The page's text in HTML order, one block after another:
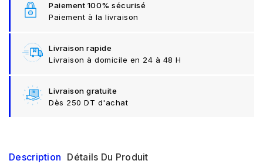
Paiement 100% sécurisé
Paiement à la livraison
Livraison rapide
Livraison à domicile en 24 à 48 H
Livraison gratuite
Dès 250 DT d'achat
Description Détails Du Produit